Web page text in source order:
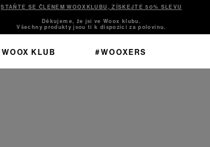
STAŇTE SE ČLENEM WOOXKLUBU, ZÍSKEJTE 50% SLEVU
Děkujeme, že jsi ve Woox klubu.
Všechny produkty jsou ti k dispozici za polovinu.
WOOX KLUB #WOOXERS